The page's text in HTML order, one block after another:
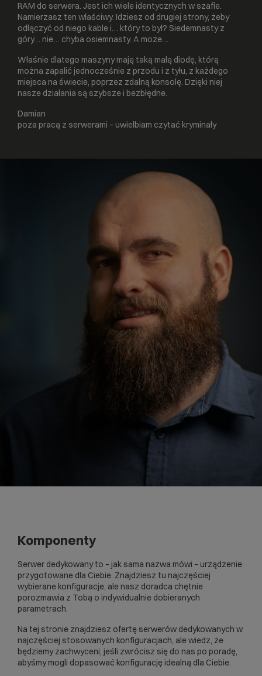
RAM do serwera. Jest ich wiele identycznych w szafie.
Namierzasz ten właściwy. Idziesz od drugiej strony, żeby
odłączyć od niego kable i… który to był? Siedemnasty z
góry… nie… chyba osiemnasty. A może…
Właśnie dlatego maszyny mają taką małą diodę, którą
można zapalić jednocześnie z przodu i z tyłu, z każdego
miejsca na świecie, poprzez zdalną konsolę. Dzięki niej
nasze działania są szybsze i bezbłędne.
Damian
poza pracą z serwerami – uwielbiam czytać kryminały
Komponenty
Serwer dedykowany to – jak sama nazwa mówi – urządzenie
przygotowane dla Ciebie. Znajdziesz tu najczęściej
wybierane konfiguracje, ale nasz doradca chętnie
porozmawia z Tobą o indywidualnie dobieranych
parametrach.
Na tej stronie znajdziesz ofertę serwerów dedykowanych w
najczęściej stosowanych konfiguracjach, ale wiedz, że
będziemy zachwyceni, jeśli zwrócisz się do nas po poradę,
abyśmy mogli dopasować konfigurację idealną dla Ciebie.